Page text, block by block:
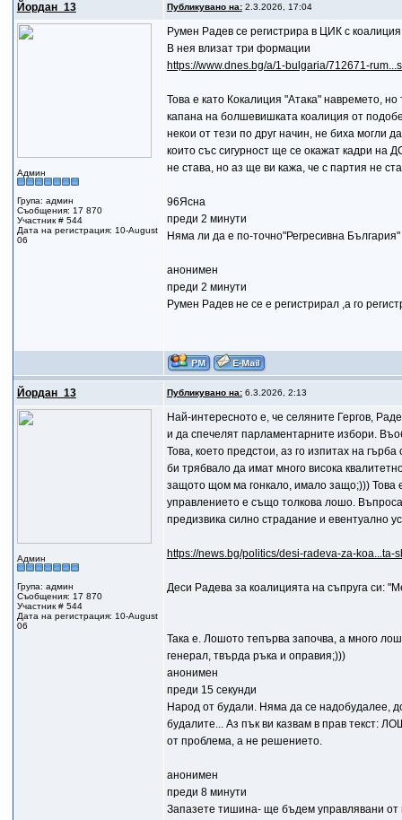
Йордан_13 Публикувано на:2.3.2026, 17:04
Админ
Група: админ
Съобщения: 17 870
Участник # 544
Дата на регистрация: 10-August
06
Румен Радев се регистрира в ЦИК с
В нея влизат три формации
https://www.dnes.bg/a/1-bulgaria/712671-
Това е като Кокалиция "Атака" навремето,
капана на болшевишката коалиция от
некои от тези по друг начин, не биха могли
които със сигурност ще се окажат кадри на
не става, но аз ще ви кажа, че с партия не
96Ясна
преди 2 минути
Няма ли да е по-точно"Регресивна България"
анонимен
преди 2 минути
Румен Радев не се е регистрирал ,а го
Йордан_13 Публикувано на:6.3.2026, 2:13
Админ
Група: админ
Съобщения: 17 870
Участник # 544
Дата на регистрация: 10-August
06
Най-интересното е, че селяните Гергов,
и да спечелят парламентарните избори.
Това, което предстои, аз го изпитах на
би трябвало да имат много висока
защото щом ма гонкало, имало защо;))) Това
управлението е също толкова лошо.
предизвика силно страдание и евентуално
https://news.bg/politics/desi-radeva-za-koa...ta-
Деси Радева за коалицията на съпруга си:
Taка е. Лошото тепърва започва, а много
генерал, твърда ръка и оправия;)))
анонимен
преди 15 секунди
Народ от будали. Няма да се надобудалее,
будалите... Аз пък ви казвам в прав текст:
от проблема, а не решението.
анонимен
преди 8 минути
Запазете тишина- ще бъдем управлявани